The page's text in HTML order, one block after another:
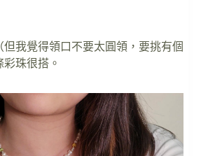
我覺得領口不要太圓領，要挑有個
珠很搭。